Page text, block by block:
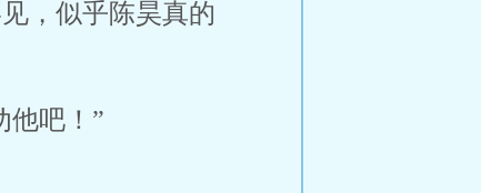
，似乎陈昊真的
他吧！”